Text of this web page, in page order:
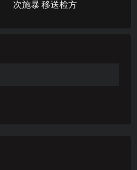
次施暴 移送检方